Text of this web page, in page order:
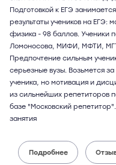
Подготовкой к ЕГЭ
результаты учеников на ЕГЭ:
физика - 98 баллов. Ученики
Ломоносова, МИФИ, МФТИ,
Предпочтение сильным
серьезные вузы. Возьмется
ученика, но мотивация и
из сильнейших репетиторов
базе "Московский
занятия
Подробнее